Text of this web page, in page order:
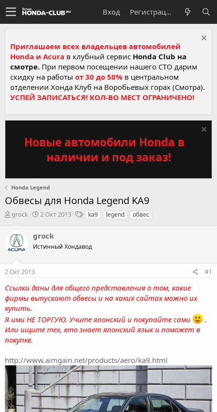
Вход Регистрация
Приглашаем всех владельцев автомобилей
Honda и Acura в клубный сервис Honda Club на
смотре. При первом посещении нашего СТО дарим
скидку на работы от 30 до 50% в центральном
отделении Хонда Клуб на Воробьевых горах (Смотра).
УСПЕЙ ЗАПИСАТЬСЯ! КОЛ-ВО МЕСТ ОГРАНИЧЕНО!
Новые автомобили Honda в
наличии и под заказ!
Honda Legend
Обвесы для Honda Legend KA9
А
о
р
м
grock
Д
а
н
а
2 Окт 2013
Т ka9 legend обвес
grock
Истинный Хондавод
2 Окт 2013 #1
Ссылки даны для общего представления о том, какие
фирмы выпускают обвесы и на каких сайтах можно их
купить.
Я ими НЕ ТОРГУЮ. Учите японский и покупайте сами
.
Или ищите тех, кто знает японский язык и поможет в
покупке.
http://www.aimgain.net/products/aero/ka9.html